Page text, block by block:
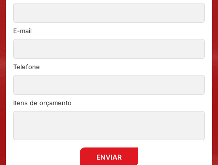
E-mail
Telefone
Itens de orçamento
ENVIAR